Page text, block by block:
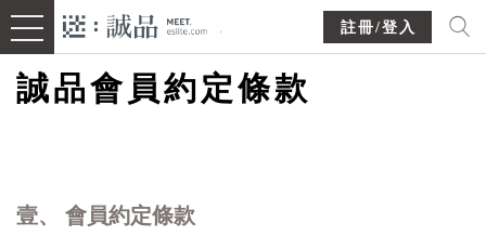
註冊/登入
誠品會員約定條款
壹、 會員約定條款